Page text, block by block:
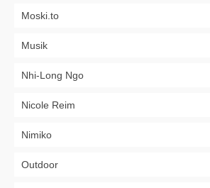
Moski.to
Musik
Nhi-Long Ngo
Nicole Reim
Nimiko
Outdoor